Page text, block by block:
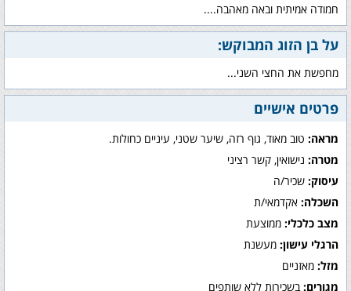
חמודה אמיתית ובאה מאהבה....
על בן הזוג המבוקש:
מחפשת את החצי השני...
פרטים אישיים
מראה: טוב מאוד, גוף רזה, שיער שטני, עיניים כחולות.
מטרה: נישואין, קשר רציני
עיסוק: שכיר/ה
השכלה: אקדמאי/ת
מצב כלכלי: ממוצעת
הרגלי עישון: מעשנת
מזל: מאזניים
מגורים: בשכירות ללא שותפים